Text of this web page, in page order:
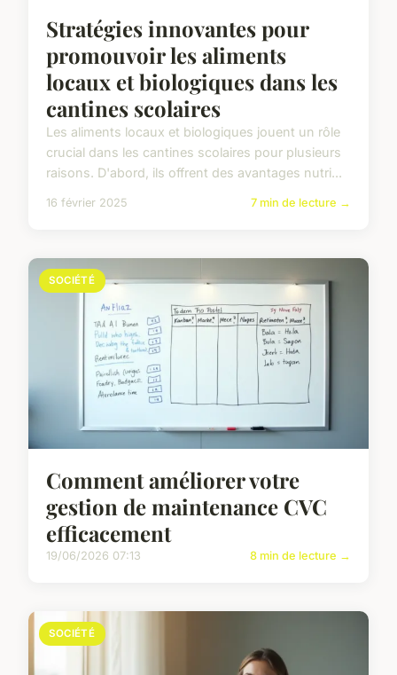
Stratégies innovantes pour
promouvoir les aliments
locaux et biologiques dans les
cantines scolaires
Les aliments locaux et biologiques jouent un rôle
crucial dans les cantines scolaires pour plusieurs
raisons. D'abord, ils offrent des avantages nutri...
16 février 2025 7 min de lecture →
SOCIÉTÉ
Comment améliorer votre
gestion de maintenance CVC
efficacement
19/06/2026 07:13 8 min de lecture →
SOCIÉTÉ